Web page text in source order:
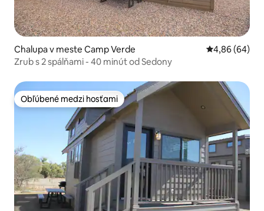
Chalupa v meste Camp Verde Priemerné
4,86 (64)
Zrub s 2 spálňami - 40 minút od Sedony
Obľúbené medzi hosťami
Obľúbené medzi hosťami